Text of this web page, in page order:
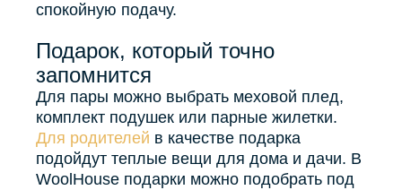
спокойную подачу.
Подарок, который точно
запомнится
Для пары можно выбрать меховой плед,
комплект подушек или парные жилетки.
Для родителей в качестве подарка
подойдут теплые вещи для дома и дачи. В
WoolHouse подарки можно подобрать под